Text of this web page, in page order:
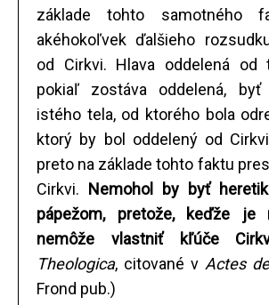
základe tohto samotného
akéhokoľvek ďalšieho
od Cirkvi. Hlava oddelená od
pokiaľ zostáva oddelená,
istého tela, od ktorého bola
ktorý by bol oddelený od
preto na základe tohto faktu
Cirkvi. Nemohol by byť
pápežom, pretože, keďže je
nemôže vlastniť kľúče
Theologica, citované v Actes
Frond pub.)